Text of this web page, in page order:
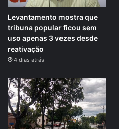
Levantamento mostra que
tribuna popular ficou sem
uso apenas 3 vezes desde
reativação
4 dias atrás